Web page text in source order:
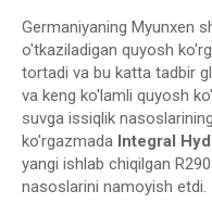
Germaniyaning Myunxen
o'tkaziladigan quyosh
tortadi va bu katta tadbir
va keng ko'lamli quyosh
suvga issiqlik
ko'rgazmada Integral
yangi ishlab chiqilgan
nasoslarini namoyish etdi.